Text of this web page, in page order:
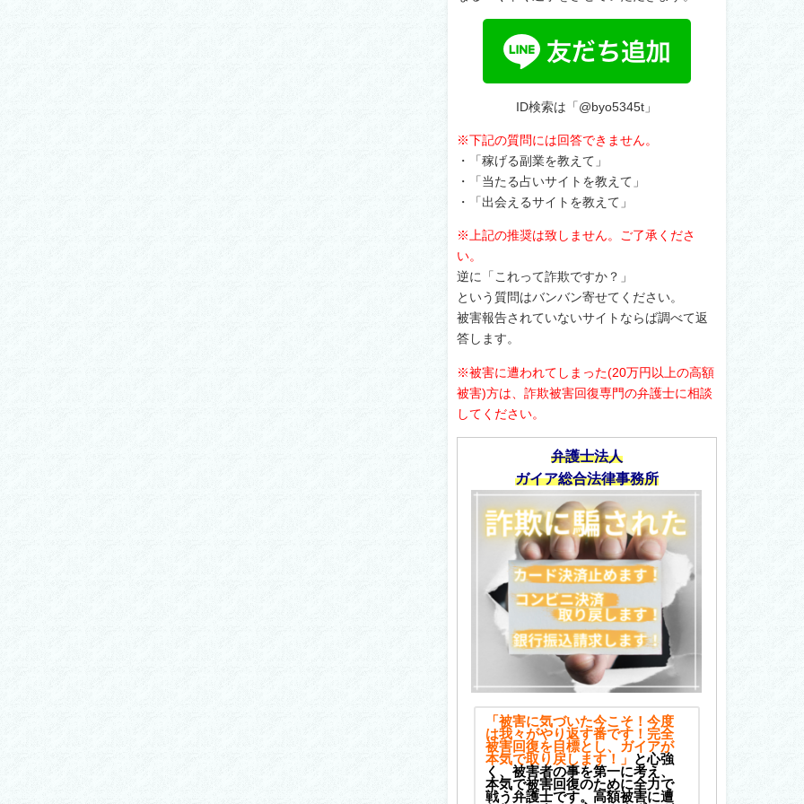
ID検索は「@byo5345t」
※下記の質問には回答できません。
・「稼げる副業を教えて」
・「当たる占いサイトを教えて」
・「出会えるサイトを教えて」
※上記の推奨は致しません。ご了承くださ
い。
逆に「これって詐欺ですか？」
という質問はバンバン寄せてください。
被害報告されていないサイトならば調べて返
答します。
※被害に遭われてしまった(20万円以上の高額
被害)方は、詐欺被害回復専門の弁護士に相談
してください。
弁護士法人
ガイア総合法律事務所
「被害に気づいた今こそ！今度
は我々がやり返す番です！完全
被害回復を目標とし、ガイアが
本気で取り戻します！」
と心強
く、被害者の事を第一に考え、
本気で被害回復のために全力で
戦う弁護士です。高額被害に遭